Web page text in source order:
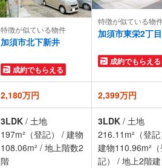
特徴が似ている物件
加須市北下新井
成約でもらえる
特徴が似ている物
加須市東栄2丁目
成約でもらえる
2,180万円 2,399万円
3LDK / 土地
197m²（登記）
/ 建物
108.06m² / 地上階数2
階
3LDK / 土地
216.11m²（登
建物110.96m²
記）
/ 地上2階建